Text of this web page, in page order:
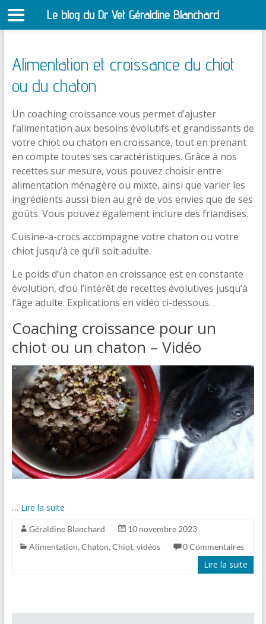
Alimentation et croissance du chiot
ou du chaton
Un coaching croissance vous permet d’ajuster
l’alimentation aux besoins évolutifs et grandissants de
votre chiot ou chaton en croissance, tout en prenant
en compte toutes ses caractéristiques. Grâce à nos
recettes sur mesure, vous pouvez choisir entre
alimentation ménagère ou mixte, ainsi que varier les
ingrédients aussi bien au gré de vos envies que de ses
goûts. Vous pouvez également inclure des friandises.
Cuisine-a-crocs accompagne votre chaton ou votre
chiot jusqu’à ce qu’il soit adulte.
Le poids d’un chaton en croissance est en constante
évolution, d’où l’intérêt de recettes évolutives jusqu’à
l’âge adulte. Explications en vidéo ci-dessous.
Coaching croissance pour un
chiot ou un chaton – Vidéo
… Lire la suite
Géraldine Blanchard
10 novembre 2023
Alimentation, Chaton, Chiot, vidéos 0 Commentaires
Lire la suite
Le blog du Dr Vet Géraldine Blanchard